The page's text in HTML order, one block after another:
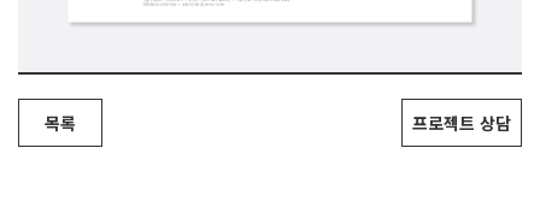
목록 프로젝트 상담